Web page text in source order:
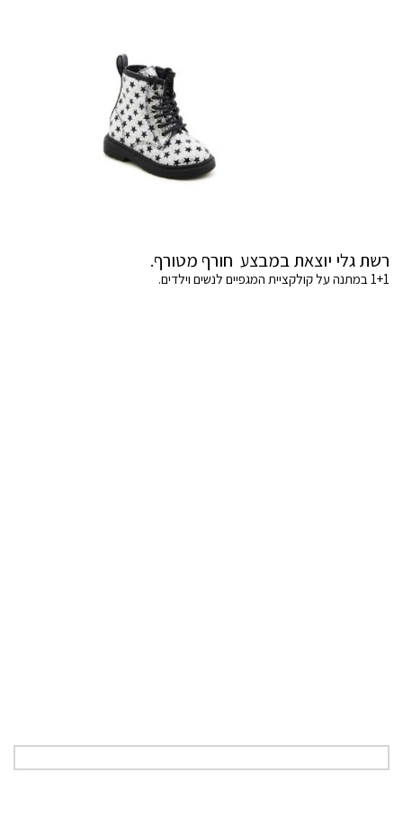
רשת גלי יוצאת במבצע חורף מטורף.
1+1 במתנה על קולקציית המגפיים לנשים וילדים.